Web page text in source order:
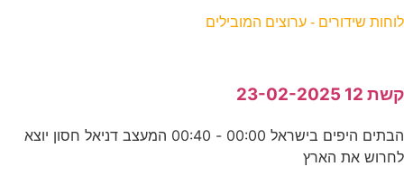
לוחות שידורים - ערוצים המובילים
קשת 12 23-02-2025
הבתים היפים בישראל 00:00 - 00:40 המעצב דניאל חסון יוצא
לחרוש את הארץ